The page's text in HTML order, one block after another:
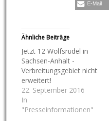
E-Mail
Ähnliche Beiträge
Jetzt 12 Wolfsrudel in
Sachsen-Anhalt -
Verbreitungsgebiet nicht
erweitert!
22. September 2016
In
"Presseinformationen"